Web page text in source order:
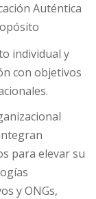
Auténtica
individual y
con objetivos
para elevar su
y ONGs,